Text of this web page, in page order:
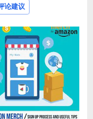
论建议